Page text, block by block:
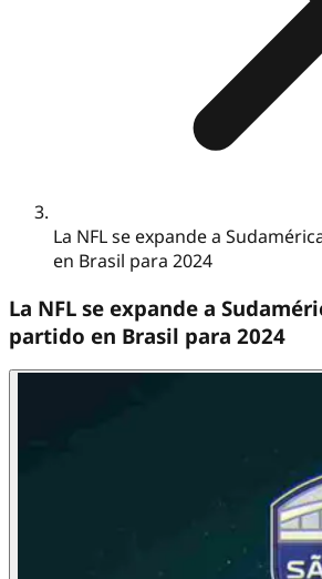
La NFL se expande a
en Brasil para 2024
La NFL se expande a
partido en Brasil para 2024